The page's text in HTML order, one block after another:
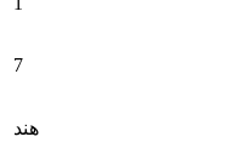
7
هند